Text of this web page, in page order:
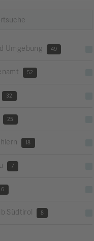
Umgebung 49
52
32
25
18
7
6
Südtirol 8